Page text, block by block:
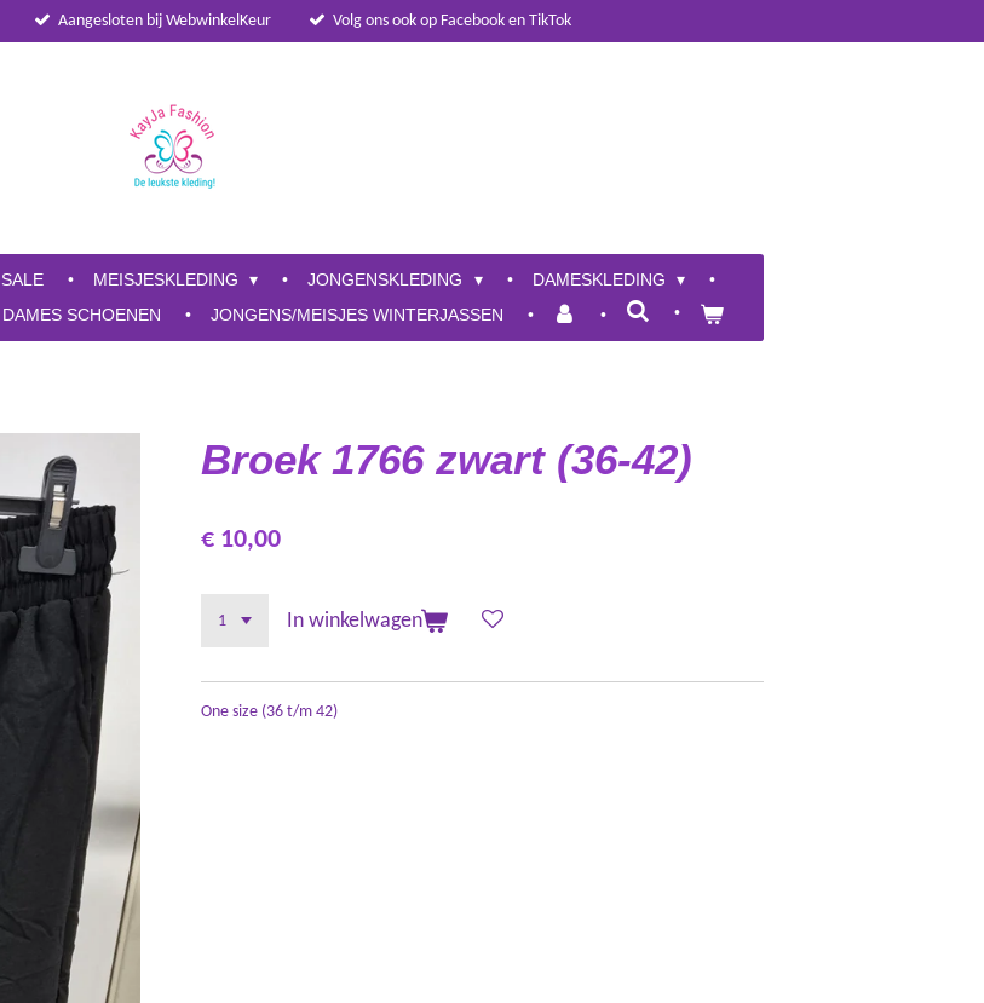
Aangesloten bij WebwinkelKeur Volg ons ook op Facebook en TikTok
SALE MEISJESKLEDING JONGENSKLEDING
DAMESKLEDING
DAMES SCHOENEN JONGENS/MEISJES WINTERJASSEN
Broek 1766 zwart (36-42)
€ 10,00
In winkelwagen
One size (36 t/m 42)